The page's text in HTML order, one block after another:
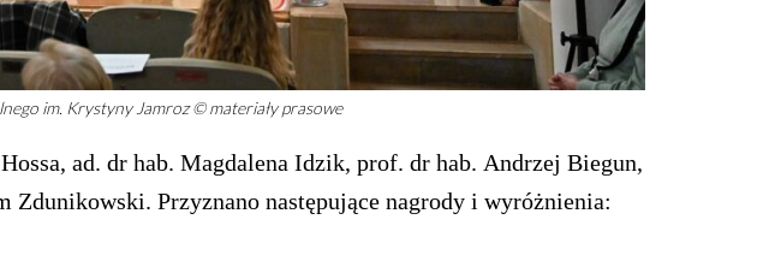
im. Krystyny Jamroz © materiały prasowe
ad. dr hab. Magdalena Idzik, prof. dr hab. Andrzej Biegun,
Zdunikowski. Przyznano następujące nagrody i wyróżnienia: